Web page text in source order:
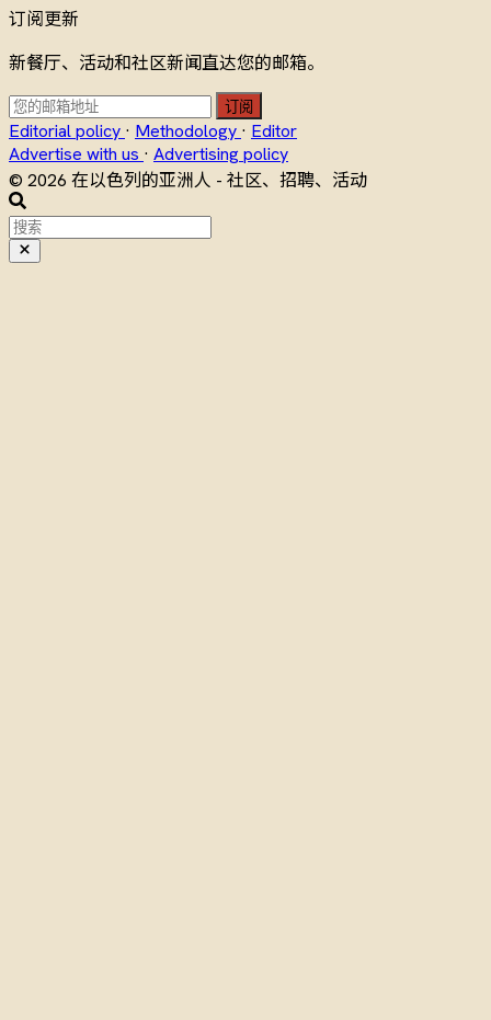
订阅更新
新餐厅、活动和社区新闻直达您的邮箱。
订阅
Editorial policy · Methodology · Editor
Advertise with us · Advertising policy
© 2026 在以色列的亚洲人 - 社区、招聘、活动